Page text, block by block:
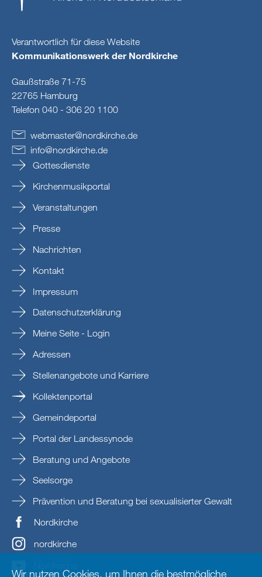
Verantwortlich für diese Website
Kommunikationswerk der Nordkirche
Gaußstraße 71-75
22765 Hamburg
Telefon 040 - 306 20 1100
webmaster@nordkirche de
info@nordkirche.de
Gottesdienste
Kirchenmusikportal
Veranstaltungen
Presse
Nachrichten
Kontakt
Impressum
Datenschutzerklärung
Meine Seite - Login
Adressen
Stellenangebote und Karriere
Kollektenportal
Gemeindeportal
Portal der Landessynode
Beratung und Angebote
Seelsorge
Prävention und Beratung bei sexualisierter Gewalt
Nordkirche
nordkirche
Wir nutzen Cookies, um Ihnen die bestmögliche